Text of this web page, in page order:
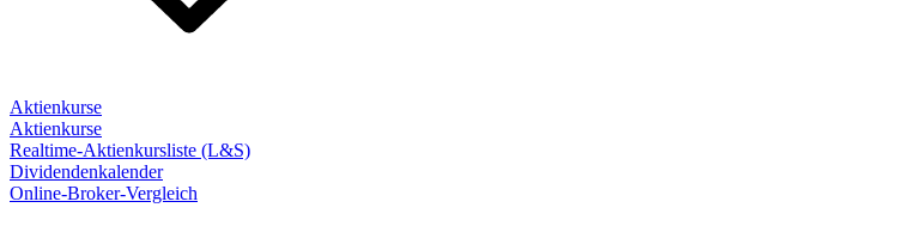
Aktienkurse
Aktienkurse
Realtime-Aktienkursliste (L&S)
Dividendenkalender
Online-Broker-Vergleich